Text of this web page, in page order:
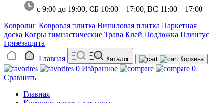
с 9:00 до 19:00, СБ 10:00 – 17:00, ВС 11:00 – 17:00
Ковролин Ковровая плитка Виниловая плитка Паркетная
доска Ковры гимнастические Трава Клей Подложка Плинтус
Грязезащита
Главная
Каталог Корзина
0 Избранное
0
Сравнить
Главная